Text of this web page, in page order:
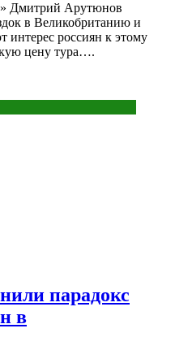
Дмитрий Арутюнов
в Великобританию и
интерес россиян к этому
цену тура….
парадокс
в